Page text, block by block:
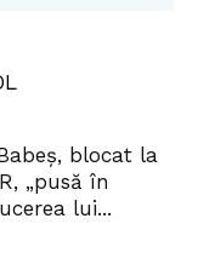
blocat la
„pusă în
lui...